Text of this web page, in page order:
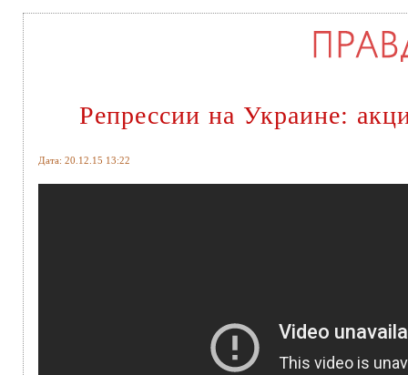
Репрессии на Украине:
Дата: 20.12.15 13:22